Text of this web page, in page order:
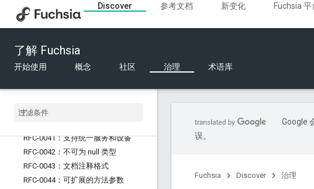
Discover 参考文档 新变化
Fuchsia 平
了解 Fuchsia
开始使用 概念 社区 治理 术语库
RFC-0032：高效信封
RFC-0035：自动流跟踪
RFC-0036：结构体声明的更新
RFC-0039：类型优先
RFC-0041：支持统一服务和设备
RFC-0042：不可为 null 类型
RFC-0043：文档注释格式
RFC-0044：可扩展的方法参数
Google
误。
Fuchsia Discover 治理